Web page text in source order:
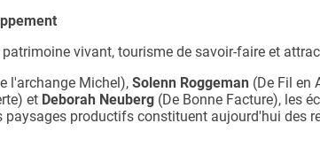
vivant, tourisme de savoir-faire et
l'archange Michel), Solenn Roggeman (De Fil en
et Deborah Neuberg (De Bonne Facture), les
paysages productifs constituent aujourd'hui des